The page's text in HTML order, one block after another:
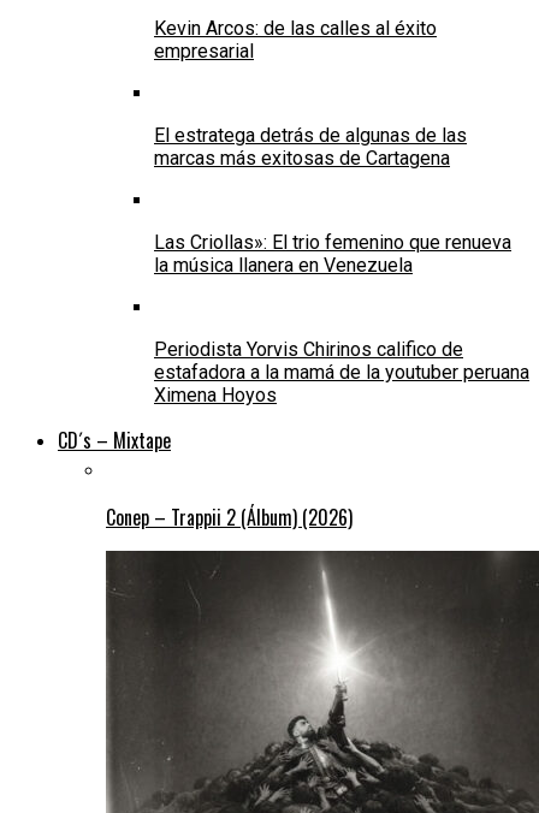
Kevin Arcos: de las calles al éxito
empresarial
El estratega detrás de algunas de las
marcas más exitosas de Cartagena
Las Criollas»: El trio femenino que renueva
la música llanera en Venezuela
Periodista Yorvis Chirinos califico de
estafadora a la mamá de la youtuber peruana
Ximena Hoyos
CD´s – Mixtape
Conep – Trappii 2 (Álbum) (2026)